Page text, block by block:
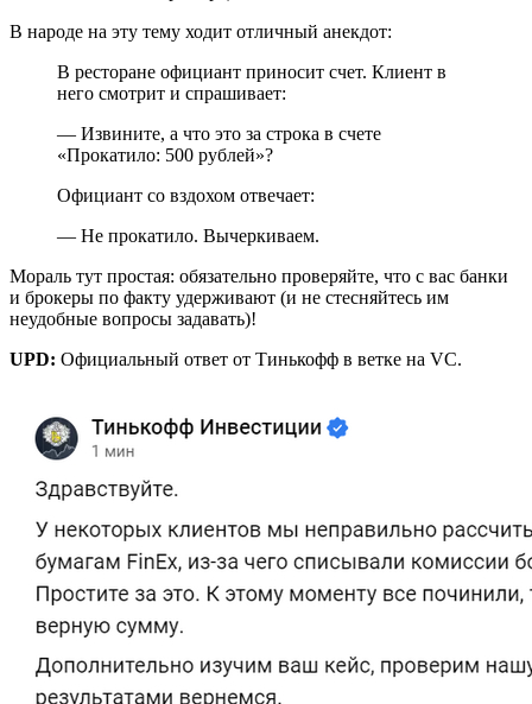
В народе на эту тему ходит отличный анекдот:
В ресторане официант приносит счет. Клиент в
него смотрит и спрашивает:
— Извините, а что это за строка в счете
«Прокатило: 500 рублей»?
Официант со вздохом отвечает:
— Не прокатило. Вычеркиваем.
Мораль тут простая: обязательно проверяйте, что с вас банки
и брокеры по факту удерживают (и не стесняйтесь им
неудобные вопросы задавать)!
UPD: Официальный ответ от Тинькофф в ветке на VC.